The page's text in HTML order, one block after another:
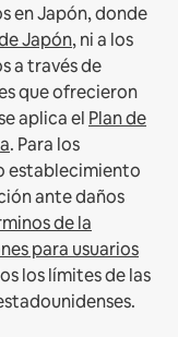
en Japón, donde
Japón, ni a los
a través de
que ofrecieron
aplica el Plan de
. Para los
establecimiento
ante daños
de la
para usuarios
los límites de las